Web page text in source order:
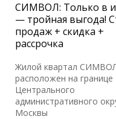
СИМВОЛ: Только в
— тройная выгода!
продаж + скидка +
рассрочка
Жилой квартал
расположен на границе
Центрального
административного
Москвы